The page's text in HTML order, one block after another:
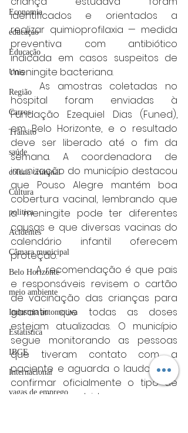
Economia
educaçao
Educação
Unis
Região
Carros
Trânsito
saúde
coluna criminal
Cultura
politica
Acidentes
Câmara municipal
Belo Horizonte
meio ambiente
Industria automotiva
Estatística
IBGE
Internacional
vagas de emprego
identificados e orientados a
realizar quimioprofilaxia — medida
preventiva com antibiótico
indicada em casos suspeitos de
meningite bacteriana.
	As amostras coletadas no
hospital foram enviadas à
Fundação Ezequiel Dias (Funed),
em Belo Horizonte, e o resultado
deve ser liberado até o fim da
semana. A coordenadora de
imunização do município destacou
que Pouso Alegre mantém boa
cobertura vacinal, lembrando que
a meningite pode ter diferentes
causas e que diversas vacinas do
calendário infantil oferecem
proteção.
	A recomendação é que pais
e responsáveis revisem o cartão
de vacinação das crianças para
garantir que todas as doses
estejam atualizadas. O município
segue monitorando as pessoas
que tiveram contato com a
paciente e aguarda o laudo para
confirmar oficialmente o tipo de
meningite envolvido.